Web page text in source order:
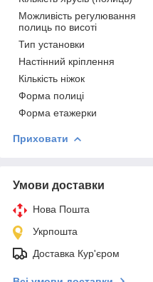
Можливість регулювання
полиць по висоті
Тип установки
Настінний кріплення
Кількість ніжок
Форма полиці
Форма етажерки
Приховати
Умови доставки
Нова Пошта
Укрпошта
Доставка Кур'єром